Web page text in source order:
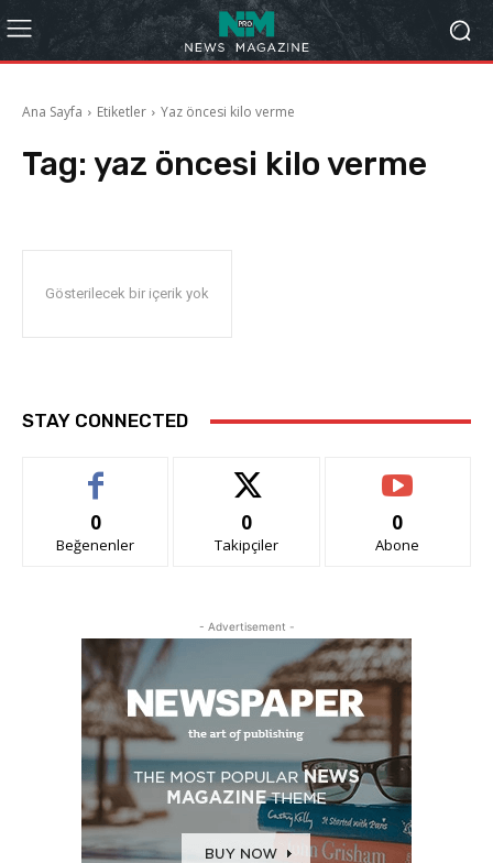
Ana Sayfa Etiketler Yaz öncesi kilo verme
Tag: yaz öncesi kilo verme
Gösterilecek bir içerik yok
STAY CONNECTED
0
Beğenenler
0
Takipçiler
0
Abone
- Advertisement -